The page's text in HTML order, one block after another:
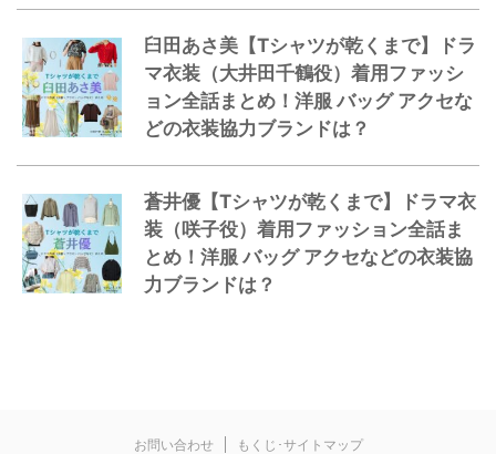
臼田あさ美【Tシャツが乾くまで】ドラ
マ衣装（大井田千鶴役）着用ファッシ
ョン全話まとめ！洋服 バッグ アクセな
どの衣装協力ブランドは？
蒼井優【Tシャツが乾くまで】ドラマ衣
装（咲子役）着用ファッション全話ま
とめ！洋服 バッグ アクセなどの衣装協
力ブランドは？
お問い合わせ もくじ･サイトマップ